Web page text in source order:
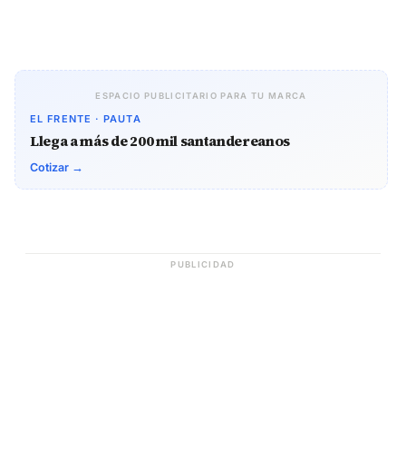
ESPACIO PUBLICITARIO PARA TU MARCA
EL FRENTE · PAUTA
Llega a más de 200 mil santandereanos
Cotizar →
PUBLICIDAD